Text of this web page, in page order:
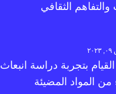
والتفاهم الثقافي
بتجربة دراسة انبعاث
من المواد المضيئة